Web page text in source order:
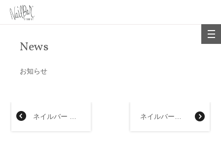
News
お知らせ